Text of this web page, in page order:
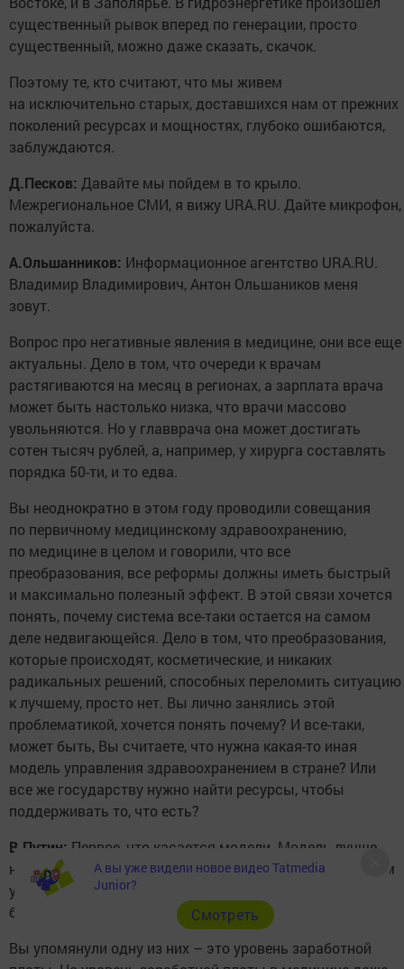
существенный рывок вперед по генерации, просто
существенный, можно даже сказать, скачок.
Поэтому те, кто считают, что мы живем
на исключительно старых, доставшихся нам от прежних
поколений ресурсах и мощностях, глубоко ошибаются,
заблуждаются.
Д.Песков: Давайте мы пойдем в то крыло.
Межрегиональное СМИ, я вижу URA.RU. Дайте микрофон,
пожалуйста.
А.Ольшанников: Информационное агентство URA.RU.
Владимир Владимирович, Антон Ольшаников меня
зовут.
Вопрос про негативные явления в медицине, они все еще
актуальны. Дело в том, что очереди к врачам
растягиваются на месяц в регионах, а зарплата врача
может быть настолько низка, что врачи массово
увольняются. Но у главврача она может достигать
сотен тысяч рублей, а, например, у хирурга составлять
порядка 50-ти, и то едва.
Вы неоднократно в этом году проводили совещания
по первичному медицинскому здравоохранению,
по медицине в целом и говорили, что все
преобразования, все реформы должны иметь быстрый
и максимально полезный эффект. В этой связи хочется
понять, почему система все-таки остается на самом
деле недвигающейся. Дело в том, что преобразования,
которые происходят, косметические, и никаких
радикальных решений, способных переломить ситуацию
к лучшему, просто нет. Вы лично занялись этой
проблематикой, хочется понять почему? И все-таки,
может быть, Вы считаете, что нужна какая-то иная
модель управления здравоохранением в стране? Или
все же государству нужно найти ресурсы, чтобы
поддерживать то, что есть?
В.Путин: Первое, что касается модели. Модель лучше
не трогать. Она у нас развивается, развивается в целом
удовлетворительными темпами, но проблема,
безусловно, существует.
Вы упомянули одну из них – это уровень заработной
А вы уже видели новое видео Tatmedia
Junior?
Cмотреть